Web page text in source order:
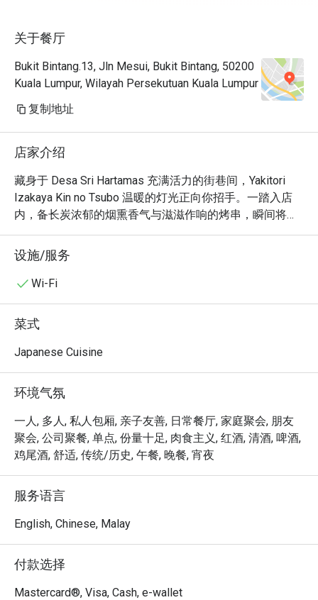
关于餐厅
Bukit Bintang.13, Jln Mesui, Bukit Bintang, 50200
Kuala Lumpur, Wilayah Persekutuan Kuala Lumpur
复制地址
店家介绍
藏身于 Desa Sri Hartamas 充满活力的街巷间，Yakitori
Izakaya Kin no Tsubo 温暖的灯光正向你招手。一踏入店
内，备长炭浓郁的烟熏香气与滋滋作响的烤串，瞬间将你
带到传统的姬路居酒屋。食客们的热络交谈声、清酒杯规
律的碰撞声，以及师傅们专业地扇着炉火的身影，共同交
织出让人身临其境的氛围。这家深受本地人喜爱的宝藏小
店，是所有在吉隆坡寻觅正宗日式居酒屋体验的人，绝不
无论是想快速解决晚餐，或与好友畅聊整晚，这里的独特
魅力都将让你回味无穷：
腿肉到香脆的鸡皮，每一串都附着了恰到好处的迷人炭
香。这份由日籍老板亲自把关、对正宗姬路风味的坚持，
在每一口都能真实感受到。正是这份温暖真诚的待客之
道，搭配热闹而温馨的环境，将一顿简单的餐点，升华为
一段珍藏在心底的美好回忆。
🍽️ 精选推荐
・Momo (鸡腿肉) | 烤至恰到好处的鸡腿肉串，口感鲜嫩多
汁，仅以薄盐简单调味，更能凸显食材原味。
独门日式甜咸酱汁，风味浓郁。
・Butabara (猪五花) | 烤得外层香脆、入口即化的猪五花
串，带着迷人的炭烧焦香。
设施/服务
Wi-Fi
菜式
Japanese Cuisine
环境气氛
一人, 多人, 私人包厢, 亲子友善, 日常餐厅, 家庭聚会, 朋友
聚会, 公司聚餐, 单点, 份量十足, 肉食主义, 红酒, 清酒, 啤酒,
鸡尾酒, 舒适, 传统/历史, 午餐, 晚餐, 宵夜
服务语言
English, Chinese, Malay
付款选择
Mastercard®, Visa, Cash, e-wallet